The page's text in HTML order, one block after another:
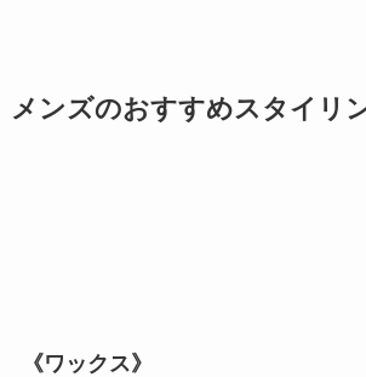
メンズのおすすめスタイリ
《ワックス》